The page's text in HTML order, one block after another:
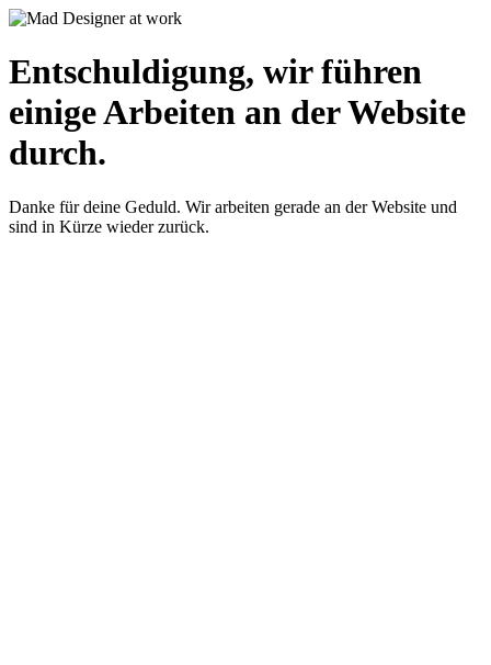
Entschuldigung, wir führen
einige Arbeiten an der Website
durch.
Danke für deine Geduld. Wir arbeiten gerade an der Website und
sind in Kürze wieder zurück.